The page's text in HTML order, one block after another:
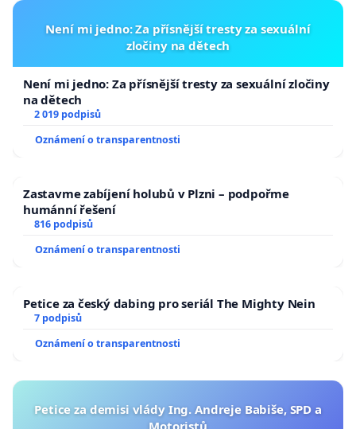
Není mi jedno: Za přísnější tresty za sexuální
zločiny na dětech
Není mi jedno: Za přísnější tresty za sexuální zločiny
na dětech
2 019 podpisů
Oznámení o transparentnosti
Zastavme zabíjení holubů v Plzni – podpořme
humánní řešení
816 podpisů
Oznámení o transparentnosti
Petice za český dabing pro seriál The Mighty Nein
7 podpisů
Oznámení o transparentnosti
Petice za demisi vlády Ing. Andreje Babiše, SPD a